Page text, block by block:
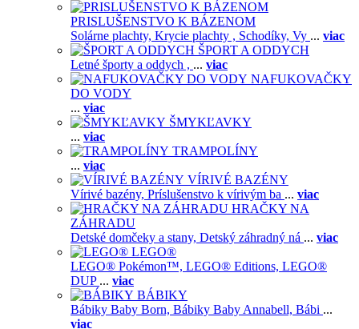
PRISLUŠENSTVO K BÁZENOM
Solárne plachty, Krycie plachty , Schodíky, Vy ... viac
ŠPORT A ODDYCH
Letné športy a oddych , ... viac
NAFUKOVAČKY
DO VODY
... viac
ŠMYKĽAVKY
... viac
TRAMPOLÍNY
... viac
VÍRIVÉ BAZÉNY
Vírivé bazény, Príslušenstvo k vírivým ba ... viac
HRAČKY NA
ZÁHRADU
Detské domčeky a stany, Detský záhradný ná ... viac
LEGO®
LEGO® Pokémon™, LEGO® Editions, LEGO®
DUP ... viac
BÁBIKY
Bábiky Baby Born, Bábiky Baby Annabell, Bábi ...
viac